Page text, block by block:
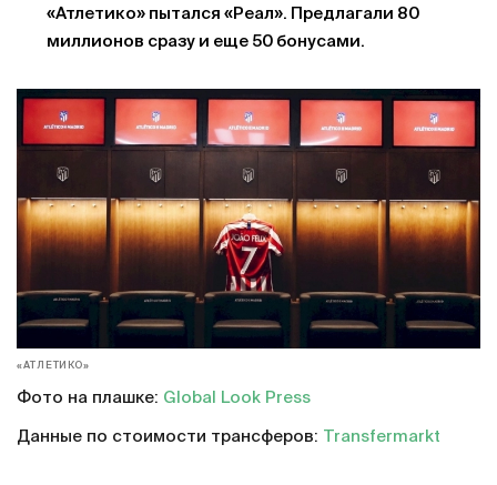
«Атлетико» пытался «Реал». Предлагали 80
миллионов сразу и еще 50 бонусами.
«АТЛЕТИКО»
Фото на плашке: Global Look Press
Данные по стоимости трансферов: Transfermarkt